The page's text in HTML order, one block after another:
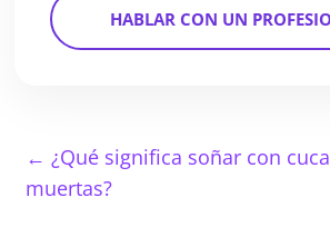
HABLAR CON UN
← ¿Qué significa soñar con
muertas?